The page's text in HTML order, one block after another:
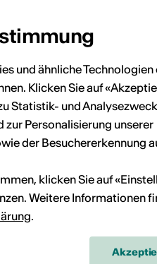
hinzuzufügen.
und ähnliche Technologien
Klicken Sie auf
Statistik- und
zur Personalisierung unserer
der Besuchererkennung
klicken Sie auf
Weitere Informationen
.